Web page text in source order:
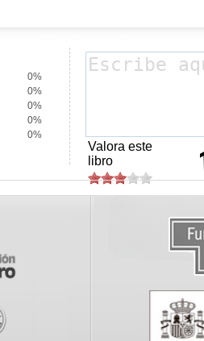
0%
0%
0%
0%
0%
Valora este
libro